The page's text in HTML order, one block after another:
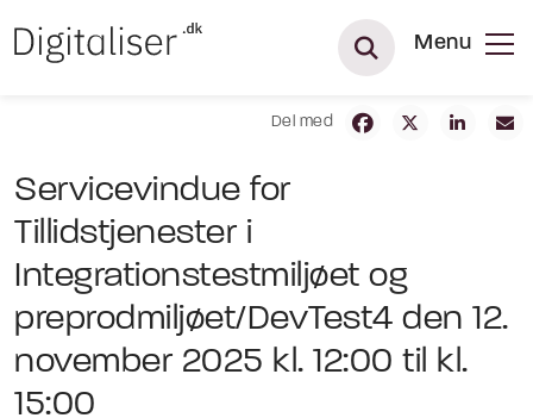
Menu
Del med
Servicevindue for
Tillidstjenester i
Integrationstestmiljøet og
preprodmiljøet/DevTest4 den 12.
november 2025 kl. 12:00 til kl.
15:00